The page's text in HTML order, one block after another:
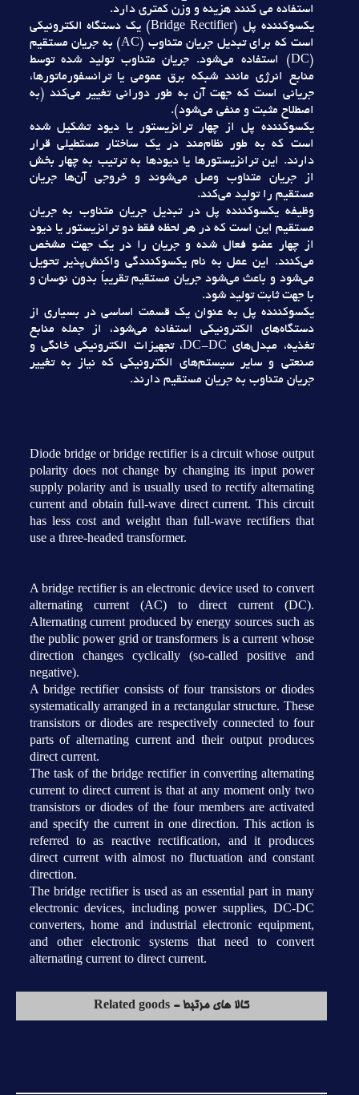
استفاده مي کنند هزينه و وزن کمتري دارد.
يکسوکننده پل (Bridge Rectifier) يک دستگاه الکترونيکي
است که براي تبديل جريان متناوب (AC) به جريان مستقيم
(DC) استفاده مي‌شود. جريان متناوب توليد شده توسط
منابع انرژي مانند شبکه برق عمومي يا ترانسفورماتورها،
جرياني است که جهت آن به طور دوراني تغيير مي‌کند (به
اصطلاح مثبت و منفي مي‌شود).
يکسوکننده پل از چهار ترانزيستور يا ديود تشکيل شده
است که به طور نظام‌مند در يک ساختار مستطيلي قرار
دارند. اين ترانزيستورها يا ديودها به ترتيب به چهار بخش
از جريان متناوب وصل مي‌شوند و خروجي آن‌ها جريان
مستقيم را توليد مي‌کند.
وظيفه يکسوکننده پل در تبديل جريان متناوب به جريان
مستقيم اين است که در هر لحظه فقط دو ترانزيستور يا ديود
از چهار عضو فعال شده و جريان را در يک جهت مشخص
مي‌کنند. اين عمل به نام يکسوکنندگي واکنش‌پذير تحويل
مي‌شود و باعث مي‌شود جريان مستقيم تقريباً بدون نوسان و
با جهت ثابت توليد شود.
يکسوکننده پل به عنوان يک قسمت اساسي در بسياري از
دستگاه‌هاي الکترونيکي استفاده مي‌شود، از جمله منابع
تغذيه، مبدل‌هاي DC-DC، تجهيزات الکترونيکي خانگي و
صنعتي و ساير سيستم‌هاي الکترونيکي که نياز به تغيير
جريان متناوب به جريان مستقيم دارند.
Diode bridge or bridge rectifier is a circuit whose output
polarity does not change by changing its input power
supply polarity and is usually used to rectify alternating
current and obtain full-wave direct current. This circuit
has less cost and weight than full-wave rectifiers that
use a three-headed transformer.
A bridge rectifier is an electronic device used to convert
alternating current (AC) to direct current (DC).
Alternating current produced by energy sources such as
the public power grid or transformers is a current whose
direction changes cyclically (so-called positive and
negative).
A bridge rectifier consists of four transistors or diodes
systematically arranged in a rectangular structure. These
transistors or diodes are respectively connected to four
parts of alternating current and their output produces
direct current.
The task of the bridge rectifier in converting alternating
current to direct current is that at any moment only two
transistors or diodes of the four members are activated
and specify the current in one direction. This action is
referred to as reactive rectification, and it produces
direct current with almost no fluctuation and constant
direction.
The bridge rectifier is used as an essential part in many
electronic devices, including power supplies, DC-DC
converters, home and industrial electronic equipment,
and other electronic systems that need to convert
alternating current to direct current.
کالا های مرتبط - Related goods